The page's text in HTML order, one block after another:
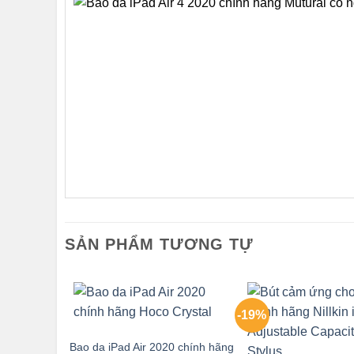
SẢN PHẨM TƯƠNG TỰ
Bao da iPad Air 2020 chính hãng
-19%